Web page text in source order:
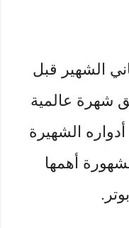
الشهير قبل
شهرة عالمية
الشهيرة
أهمها